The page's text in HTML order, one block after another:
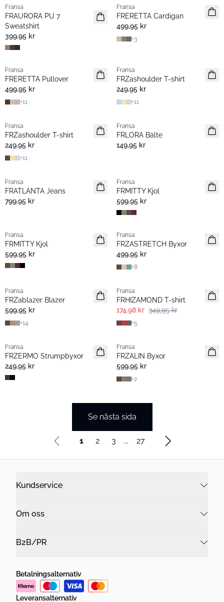
Nyhet
Fransa
FRAURORA PU 7
Sweatshirt
399,95 kr
Nyhet
Fransa
FRERETTA Cardigan
499,95 kr
+3
Nyhet
Fransa
FRERETTA Pullover
499,95 kr
+11
Nyhet
Fransa
FRZashoulder T-shirt
249,95 kr
+11
Nyhet
Fransa
FRZashoulder T-shirt
249,95 kr
+11
Nyhet
Fransa
FRLORA Bälte
149,95 kr
Nyhet
Fransa
FRATLANTA Jeans
799,95 kr
Nyhet
Fransa
FRMITTY Kjol
599,95 kr
Nyhet
Fransa
FRMITTY Kjol
599,95 kr
Extended size
Fransa
FRZASTRETCH Byxor
499,95 kr
+8
Extended size
Fransa
FRZablazer Blazer
599,95 kr
+14
Extended size
Fransa
FRHIZAMOND T-shirt
174,98 kr 349,95 kr
+5
Nyhet
Fransa
FRZERMO Strumpbyxor
249,95 kr
Extended size
Fransa
FRZALIN Byxor
599,95 kr
+2
Se nästa sida
1 2 3 ... 27
Kundservice
Om oss
B2B/PR
Betalningsalternativ
Leveransalternativ